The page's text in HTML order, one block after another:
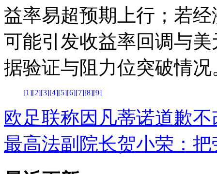
益率易超预期上行；若
可能引发收益率回调与
据验证与阻力位突破情况
[1][2][3][4][5][6][7][8][9]
欧足联称因凡蒂诺道歉
最高法副院长贺小荣：